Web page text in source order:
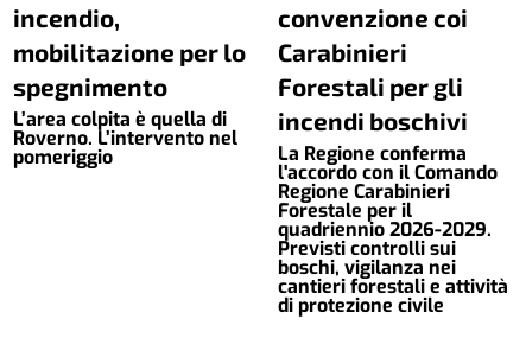
incendio,
mobilitazione per lo
spegnimento
L’area colpita è quella di
Roverno. L’intervento nel
pomeriggio
convenzione coi
Carabinieri
Forestali per gli
incendi boschivi
La Regione conferma
l'accordo con il Comando
Regione Carabinieri
Forestale per il
quadriennio 2026-2029.
Previsti controlli sui
boschi, vigilanza nei
cantieri forestali e attività
di protezione civile